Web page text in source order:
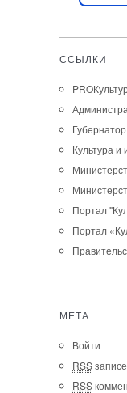
ССЫЛКИ
Культура и
Портал
Портал
МЕТА
Войти
RSS
RSS